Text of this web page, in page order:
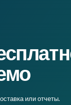
и действия
и команда
или отчеты.